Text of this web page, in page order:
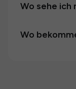
Wo sehe ich
Wo